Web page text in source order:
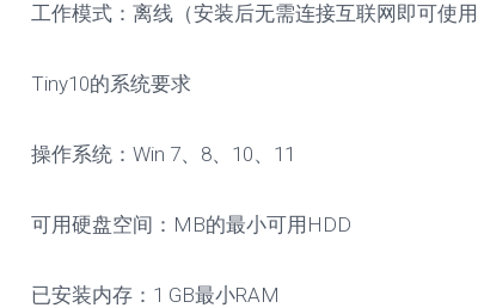
工作模式：离线（安装后无需连接互联网即可使
Tiny10的系统要求
操作系统：Win 7、8、10、11
可用硬盘空间：MB的最小可用HDD
已安装内存：1 GB最小RAM